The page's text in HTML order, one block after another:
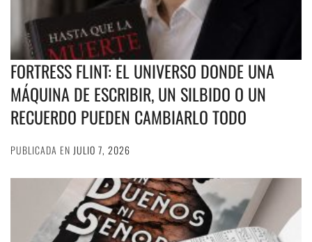
FORTRESS FLINT: EL UNIVERSO DONDE UNA
MÁQUINA DE ESCRIBIR, UN SILBIDO O UN
RECUERDO PUEDEN CAMBIARLO TODO
PUBLICADA EN JULIO 7, 2026